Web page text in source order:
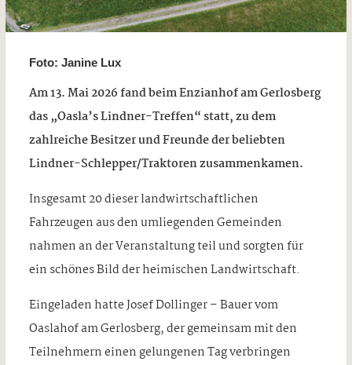
Foto: Janine Lux
Am 13. Mai 2026 fand beim Enzianhof am Gerlosberg
das „Oasla’s Lindner-Treffen“ statt, zu dem
zahlreiche Besitzer und Freunde der beliebten
Lindner-Schlepper/Traktoren zusammenkamen.
Insgesamt 20 dieser landwirtschaftlichen
Fahrzeugen aus den umliegenden Gemeinden
nahmen an der Veranstaltung teil und sorgten für
ein schönes Bild der heimischen Landwirtschaft.
Eingeladen hatte Josef Dollinger – Bauer vom
Oaslahof am Gerlosberg, der gemeinsam mit den
Teilnehmern einen gelungenen Tag verbringen